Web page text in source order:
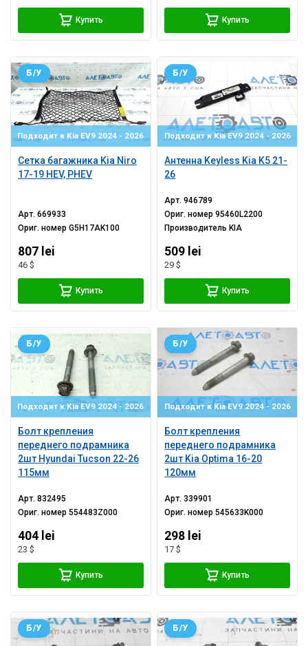
Купить Купить
Подходит к Kia EV9 2024 - 2026
Сетка багажника Kia Niro
17-19 HEV, PHEV
Б/У
Арт.669933
Ориг. номерG5H17AK100
807 lei
46 $
Купить
Подходит к Kia EV9 2024 - 2026
Антенна Keyless Kia K5 21-
26
Б/У
Арт.946789
Ориг. номер95460L2200
ПроизводительKIA
509 lei
29 $
Купить
Подходит к Kia EV9 2024 - 2026
Болт крепления
переднего подрамника
2шт Hyundai Tucson 22-26
115мм
Б/У
Арт.832495
Ориг. номер554483Z000
404 lei
23 $
Купить
Подходит к Kia EV9 2024 - 2026
Болт крепления
переднего подрамника
2шт Kia Optima 16-20
120мм
Б/У
Арт.339901
Ориг. номер545633K000
298 lei
17 $
Купить
Б/У Б/У